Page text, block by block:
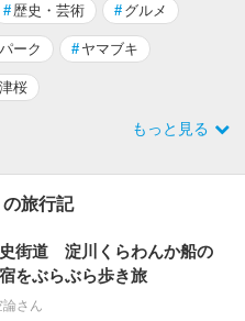
# 歴史・芸術 # グルメ
ーク # ヤマブキ
桜
もっと見る
旅行記
街道 淀川くらわんか船の
をぶらぶら歩き旅
論さん